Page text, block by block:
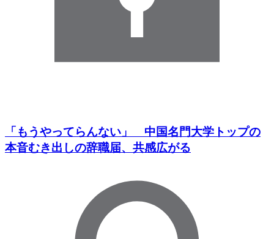
「もうやってらんない」 中国名門大学トップの
本音むき出しの辞職届、共感広がる